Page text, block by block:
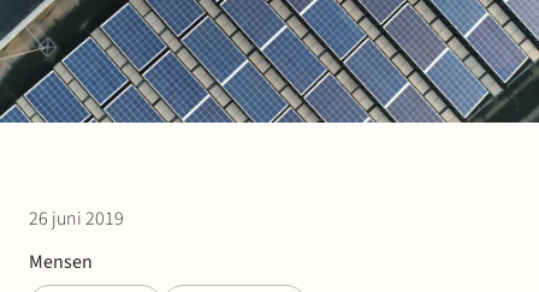
26 juni 2019
Mensen
Partner